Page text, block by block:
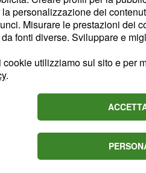
il Trapani, che ha
dall'aggancio al
è certo un'occasione
di Cosmi fuori casa ha
è partita da
personalizzazione dei
Misurare le prestazioni dei
fonti diverse. Sviluppare e
utilizziamo sul sito e per
.